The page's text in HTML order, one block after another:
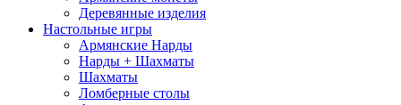
Деревянные изделия
Настольные игры
Армянские Нарды
Нарды + Шахматы
Шахматы
Ломберные столы